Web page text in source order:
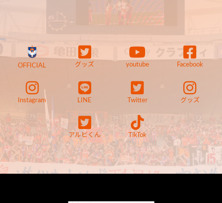
OFFICIAL グッズ youtube Facebook
Instagram LINE Twitter グッズ
アルビくん TikTok